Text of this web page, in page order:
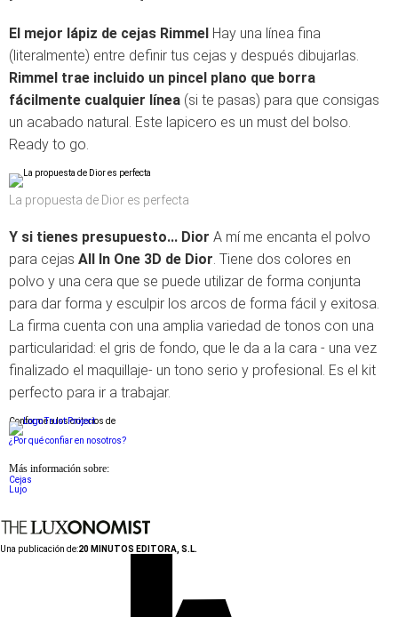
El mejor lápiz de cejas Rimmel Hay una línea fina
(literalmente) entre definir tus cejas y después dibujarlas.
Rimmel trae incluido un pincel plano que borra
fácilmente cualquier línea (si te pasas) para que consigas
un acabado natural. Este lapicero es un must del bolso.
Ready to go.
La propuesta de Dior es perfecta
Y si tienes presupuesto... Dior A mí me encanta el polvo
para cejas All In One 3D de Dior. Tiene dos colores en
polvo y una cera que se puede utilizar de forma conjunta
para dar forma y esculpir los arcos de forma fácil y exitosa.
La firma cuenta con una amplia variedad de tonos con una
particularidad: el gris de fondo, que le da a la cara - una vez
finalizado el maquillaje- un tono serio y profesional. Es el kit
perfecto para ir a trabajar.
Conforme a los criterios de
¿Por qué confiar en nosotros?
Más información sobre:
Cejas
Lujo
Una publicación de:20 MINUTOS EDITORA, S.L.